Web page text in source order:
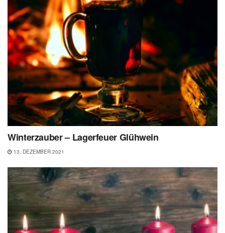
Winterzauber – Lagerfeuer Glühwein
13. DEZEMBER 2021